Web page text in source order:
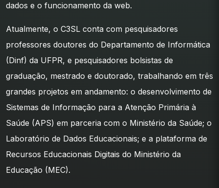
dados e o funcionamento da web.
Atualmente, o C3SL conta com pesquisadores
professores doutores do Departamento de Informática
(Dinf) da UFPR, e pesquisadores bolsistas de
graduação, mestrado e doutorado, trabalhando em três
grandes projetos em andamento: o desenvolvimento de
Sistemas de Informação para a Atenção Primária à
Saúde (APS) em parceria com o Ministério da Saúde; o
Laboratório de Dados Educacionais; e a plataforma de
Recursos Educacionais Digitais do Ministério da
Educação (MEC).